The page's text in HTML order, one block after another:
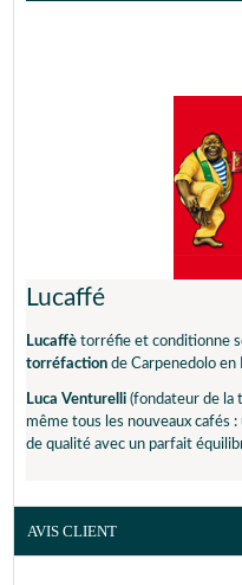
Delonghi
pour vous une sélection des
. Après
recette et les paramètres
RÉGLAGE OPTIMAL POUR
Idéal en :
(~40ml)
Lucaffé
Lucaffè torréfie et conditionne
torréfaction de Carpenedolo en
Luca Venturelli (fondateur de la
même tous les nouveaux cafés
de qualité avec un parfait
AVIS CLIENT